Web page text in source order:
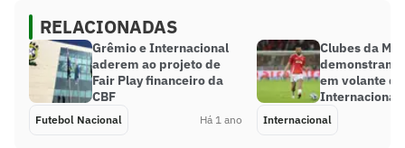
RELACIONADAS
Grêmio e Internacional
aderem ao projeto de
Fair Play financeiro da
CBF
Futebol Nacional Há 1 ano
Clubes da MLS
demonstram
em volante do
Internacional
Internacional